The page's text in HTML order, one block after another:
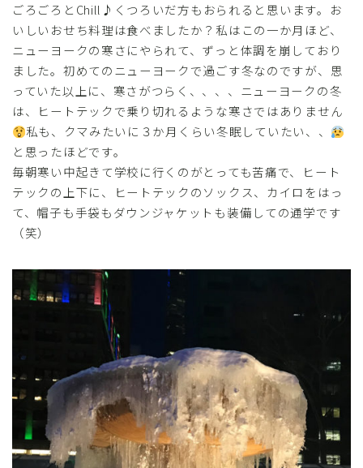
ごろごろとChill♪くつろいだ方もおられると思います。お
いしいおせち料理は食べましたか？私はこの一か月ほど、
ニューヨークの寒さにやられて、ずっと体調を崩しており
ました。初めてのニューヨークで過ごす冬なのですが、思
っていた以上に、寒さがつらく、、、、ニューヨークの冬
は、ヒートテックで乗り切れるような寒さではありません
私も、クマみたいに３か月くらい冬眠していたい、、
と思ったほどです。
毎朝寒い中起きて学校に行くのがとっても苦痛で、ヒート
テックの上下に、ヒートテックのソックス、カイロをはっ
て、帽子も手袋もダウンジャケットも装備しての通学です
（笑）